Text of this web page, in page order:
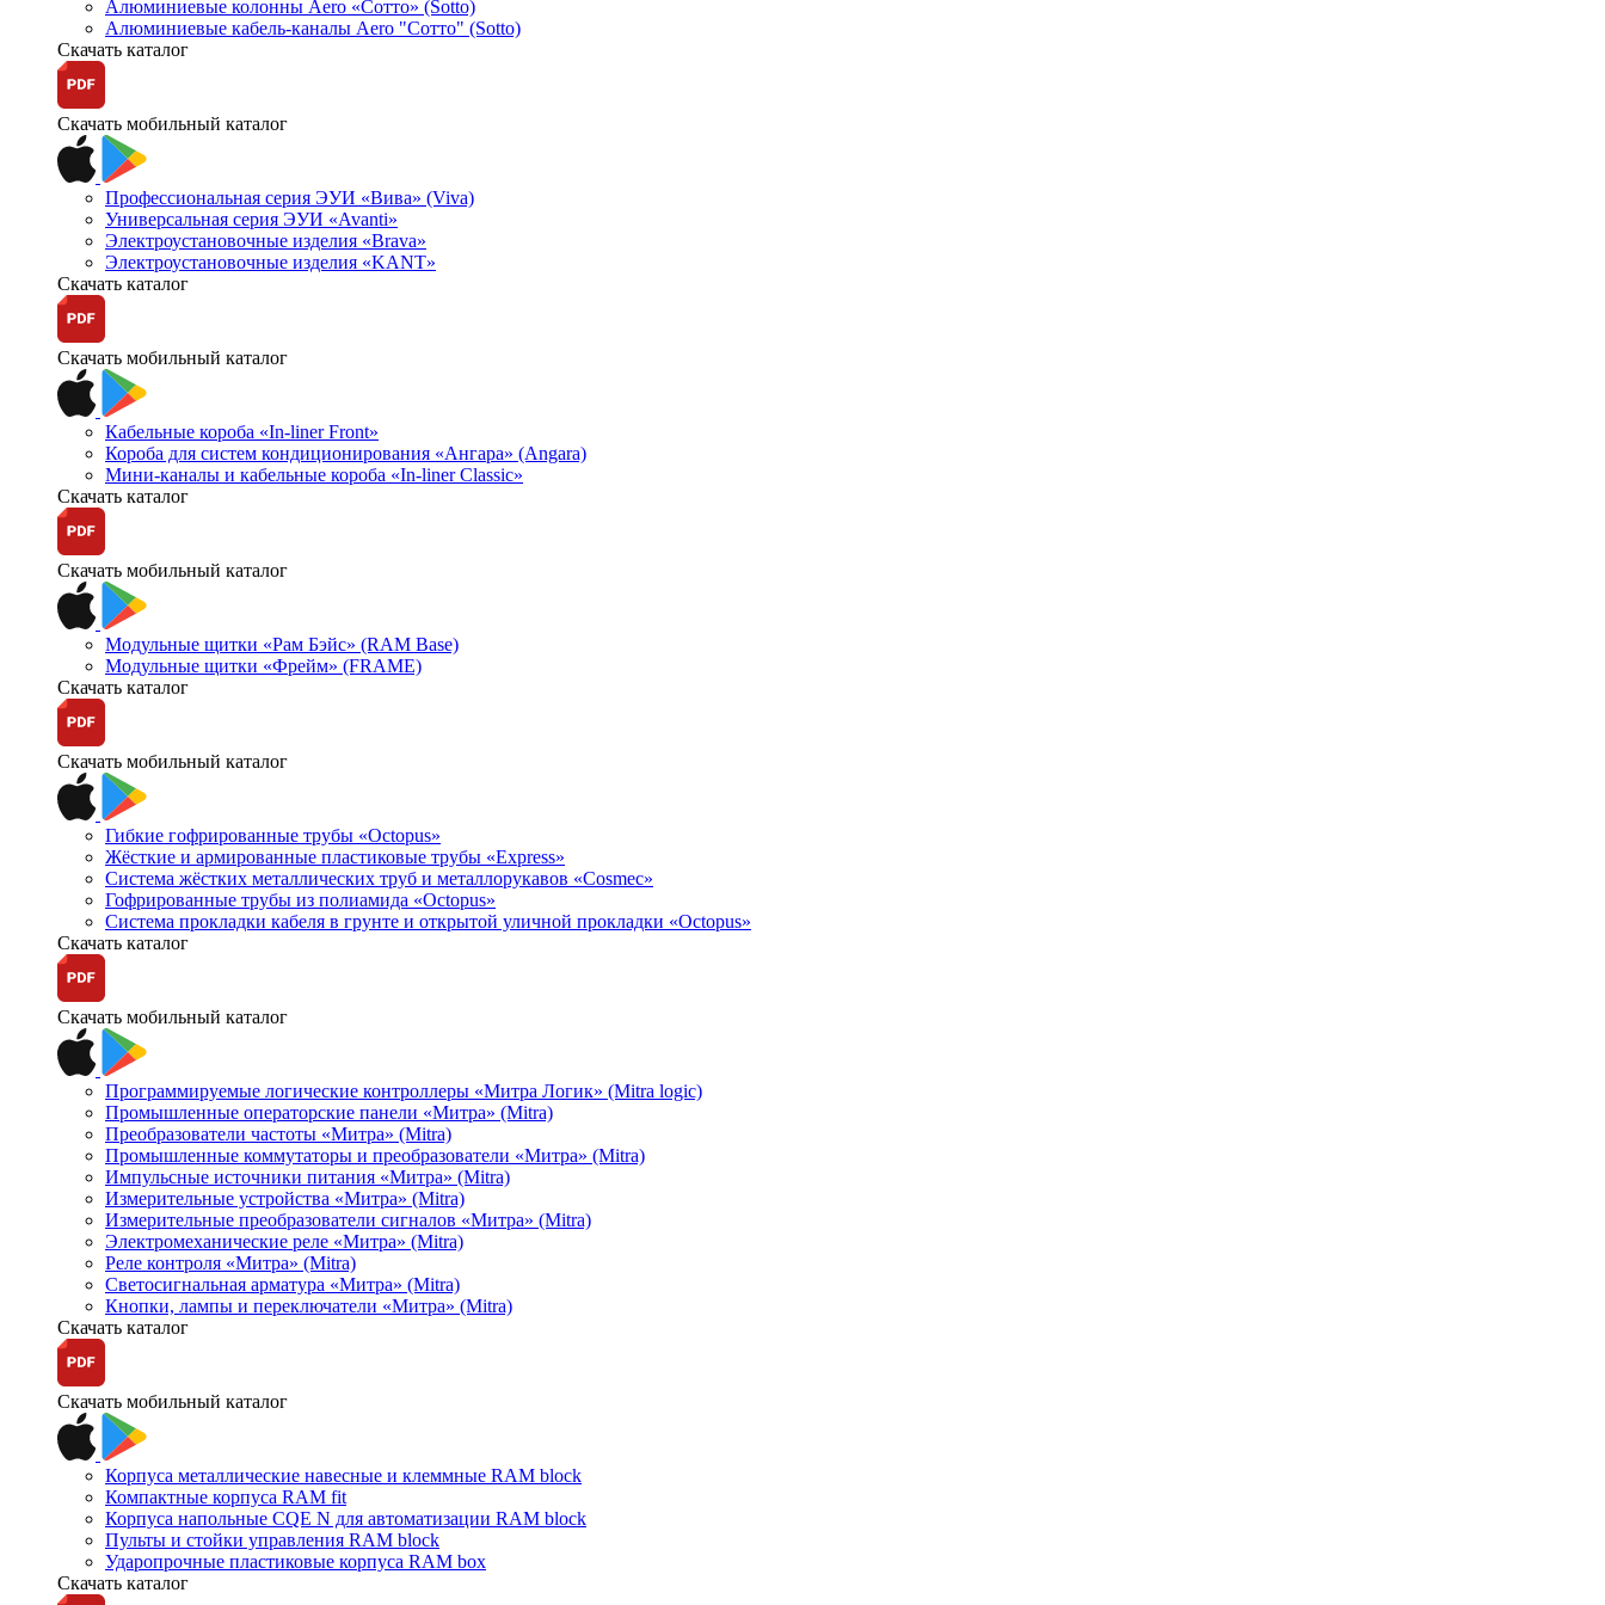
Алюминиевые колонны Aero «Сотто» (Sotto)
Алюминиевые кабель-каналы Aero "Сотто" (Sotto)
Скачать каталог
Скачать мобильный каталог
Профессиональная серия ЭУИ «Вива» (Viva)
Универсальная серия ЭУИ «Avanti»
Электроустановочные изделия «Brava»
Электроустановочные изделия «KANT»
Скачать каталог
Скачать мобильный каталог
Кабельные короба «In-liner Front»
Короба для систем кондиционирования «Ангара» (Angara)
Мини-каналы и кабельные короба «In-liner Classic»
Скачать каталог
Скачать мобильный каталог
Модульные щитки «Рам Бэйс» (RAM Base)
Модульные щитки «Фрейм» (FRAME)
Скачать каталог
Скачать мобильный каталог
Гибкие гофрированные трубы «Octopus»
Жёсткие и армированные пластиковые трубы «Express»
Система жёстких металлических труб и металлорукавов «Cosmec»
Гофрированные трубы из полиамида «Octopus»
Система прокладки кабеля в грунте и открытой уличной прокладки «Octopus»
Скачать каталог
Скачать мобильный каталог
Программируемые логические контроллеры «Митра Логик» (Mitra logic)
Промышленные операторские панели «Митра» (Mitra)
Преобразователи частоты «Митра» (Mitra)
Промышленные коммутаторы и преобразователи «Митра» (Mitra)
Импульсные источники питания «Митра» (Mitra)
Измерительные устройства «Митра» (Mitra)
Измерительные преобразователи сигналов «Митра» (Mitra)
Электромеханические реле «Митра» (Mitra)
Реле контроля «Митра» (Mitra)
Светосигнальная арматура «Митра» (Mitra)
Кнопки, лампы и переключатели «Митра» (Mitra)
Скачать каталог
Скачать мобильный каталог
Корпуса металлические навесные и клеммные RAM block
Компактные корпуса RAM fit
Корпуса напольные CQE N для автоматизации RAM block
Пульты и стойки управления RAM block
Ударопрочные пластиковые корпуса RAM box
Скачать каталог